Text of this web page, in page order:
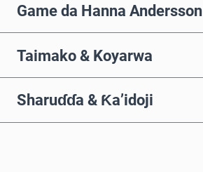
Game da Hanna Andersson
Taimako & Koyarwa
Sharuɗɗa & Ƙa’idoji